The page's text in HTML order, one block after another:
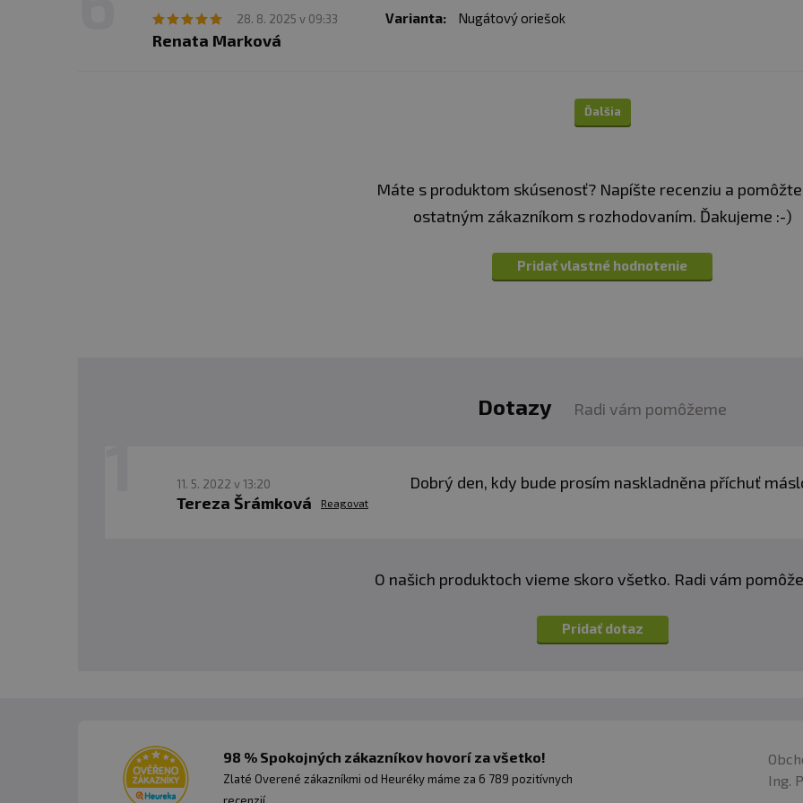
28. 8. 2025 v 09:33
Renata Marková
Varianta: Nugátový oriešok
Ďalšia
Máte s produktom skúsenosť? Napíšte recenziu a
ostatným zákazníkom s rozhodovaním. Ďakujeme :-)
Pridať vlastné hodnotenie
Dotazy Radi vám pomôžeme
11. 5. 2022 v 13:20
Tereza Šrámková Reagovat
Dobrý den, kdy bude prosím naskladněna příchuť
O našich produktoch vieme skoro všetko. Radi vám
Pridať dotaz
98 % Spokojných zákazníkov hovorí za všetko!
Zlaté Overené zákazníkmi od Heuréky máme za 6 789 pozitívnych
Ing.